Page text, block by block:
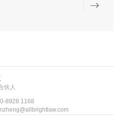
伙人
8928 1168